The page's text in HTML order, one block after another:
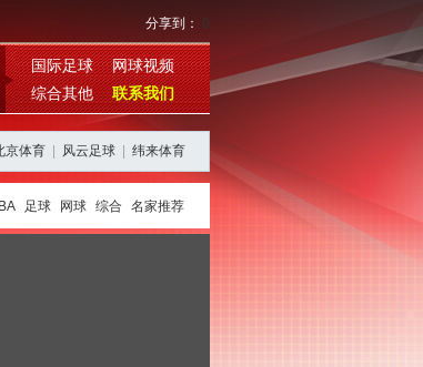
分享到： 0
国际足球
网球视频
综合其他
联系我们
京体育 风云足球 纬来体育
西班牙阿根廷再续恩怨，期待欧美杯对决
足球 网球 综合 名家推荐